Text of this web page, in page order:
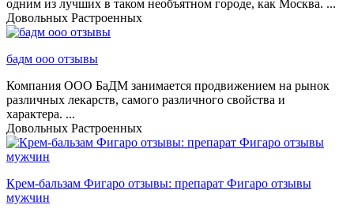
одним из лучших в таком необъятном городе, как Москва. ...
Довольных Растроенных
бадм ооо отзывы
Компания ООО БаДМ занимается продвижением на рынок
различных лекарств, самого различного свойства и
характера. ...
Довольных Растроенных
Крем-бальзам Фигаро отзывы: препарат Фигаро отзывы
мужчин